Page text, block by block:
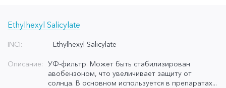
Ethylhexyl Salicylate
INCI: Ethylhexyl Salicylate
Описание:
УФ-фильтр. Может быть стабилизирован
авобензоном, что увеличивает защиту от
солнца. В основном используется в препаратах...